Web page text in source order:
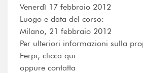
Venerdì 17 febbraio 2012
Luogo e data del corso:
Milano, 21 febbraio 2012
Per ulteriori informazioni sulla
Ferpi, clicca qui
oppure contatta